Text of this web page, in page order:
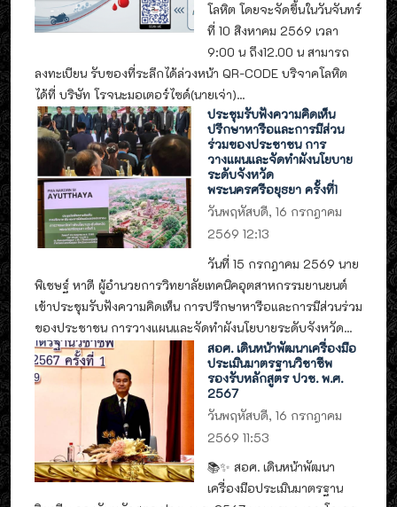
โลหิต โดยจะจัดขึ้นในวันจันทร์
ที่ 10 สิงหาคม 2569 เวลา
9:00 น ถึง12.00 น สามารถ
ลงทะเบียน รับของที่ระลึกได้ล่วงหน้า QR-CODE บริจาคโลหิต
ได้ที่ บริษัท โรจนะมอเตอร์ไซด์(นายเจ่า)...
ประชุมรับฟังความคิดเห็น
ปรึกษาหารือและการมีส่วน
ร่วมของประชาชน การ
วางแผนและจัดทำผังนโยบาย
ระดับจังหวัด
พระนครศรีอยุธยา ครั้งที่1
วันพฤหัสบดี, 16 กรกฎาคม
2569 12:13
วันที่ 15 กรกฎาคม 2569 นาย
พิเชษฐ์ หาดี ผู้อำนวยการวิทยาลัยเทคนิคอุตสาหกรรมยานยนต์
เข้าประชุมรับฟังความคิดเห็น การปรึกษาหารือและการมีส่วนร่วม
ของประชาชน การวางแผนและจัดทำผังนโยบายระดับจังหวัด...
สอศ. เดินหน้าพัฒนาเครื่องมือ
ประเมินมาตรฐานวิชาชีพ
รองรับหลักสูตร ปวช. พ.ศ.
2567
วันพฤหัสบดี, 16 กรกฎาคม
2569 11:53
📚✨ สอศ. เดินหน้าพัฒนา
เครื่องมือประเมินมาตรฐาน